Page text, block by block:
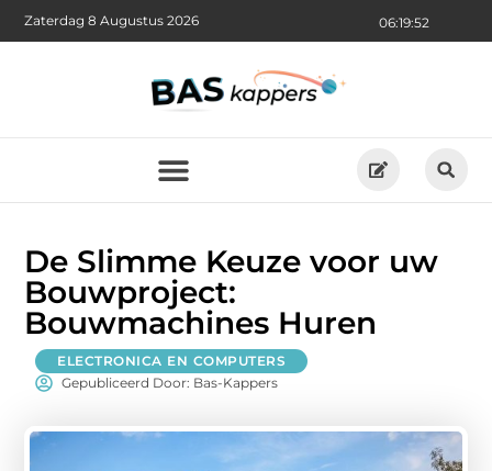
06:19:53
Zaterdag 8 Augustus 2026
De Slimme Keuze voor uw
Bouwproject:
Bouwmachines Huren
ELECTRONICA EN COMPUTERS
Gepubliceerd Door: Bas-Kappers